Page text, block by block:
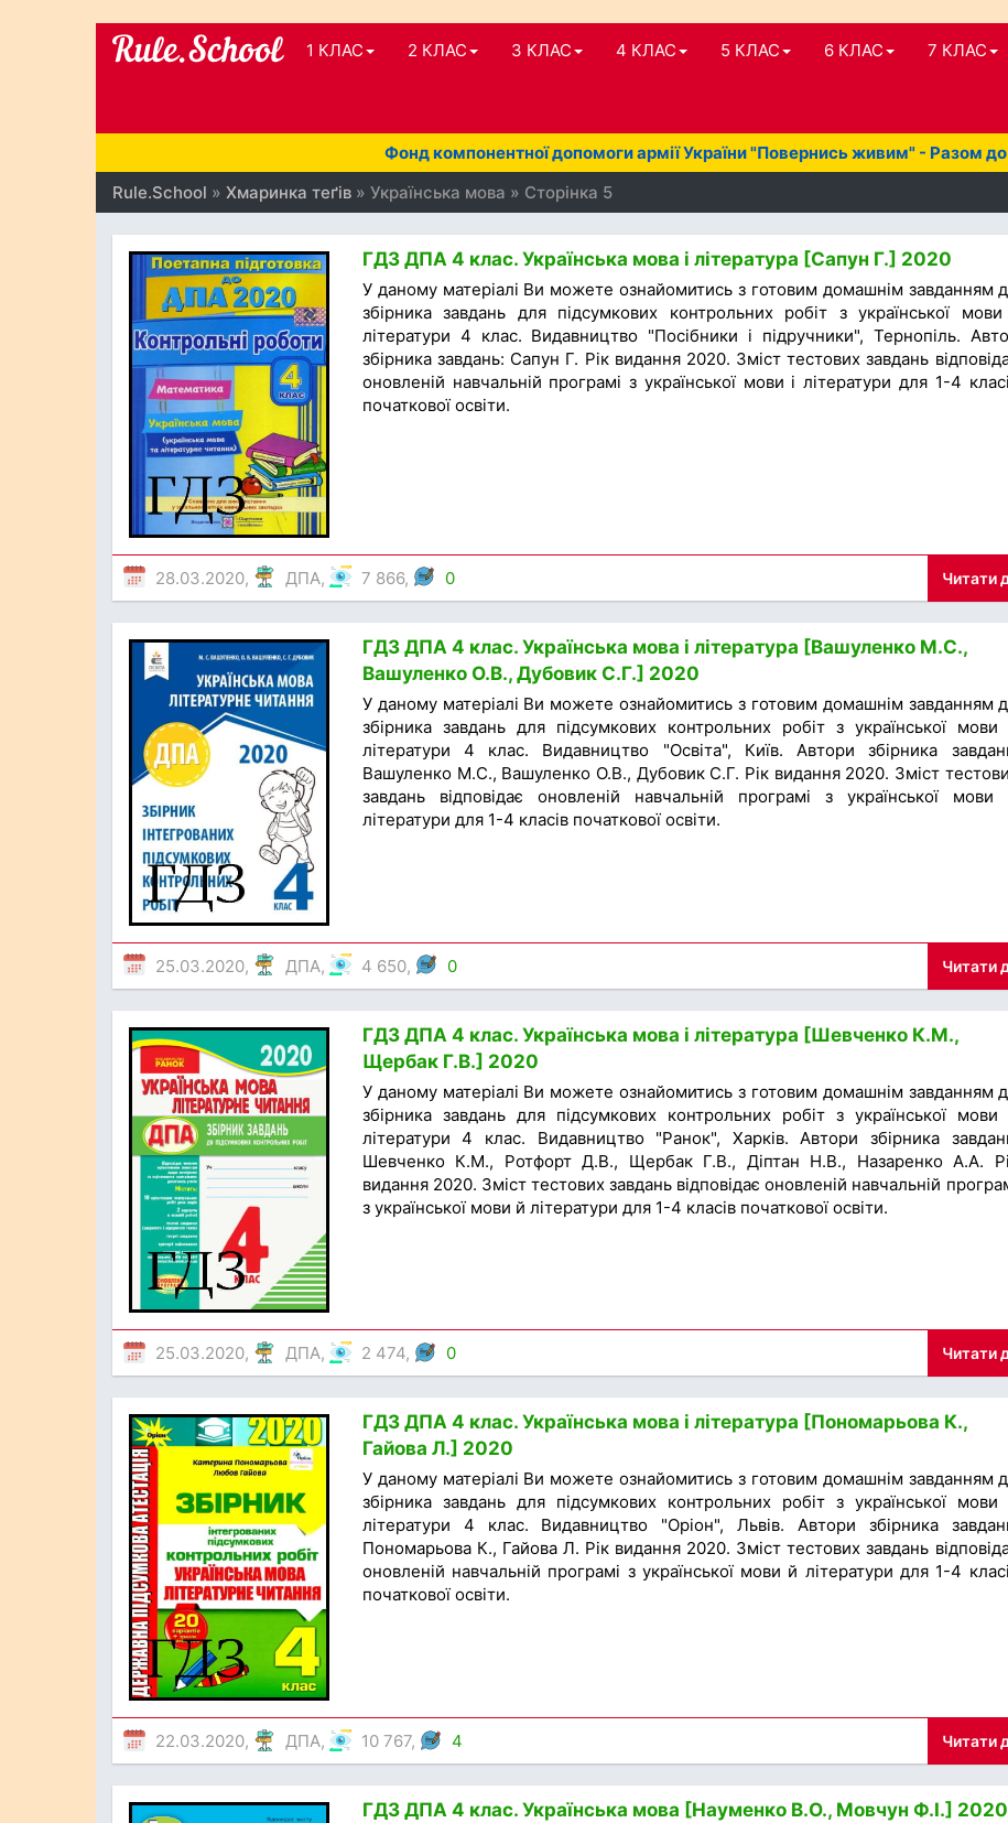
1 КЛАС 2 КЛАС 3 КЛАС 4 КЛАС 5 КЛАС 6 КЛАС 7 КЛАС
Фонд компонентної допомоги армії України "Повернись живим" - Разом
Rule.School » Хмаринка теґів » Українська мова » Сторінка 5
ГДЗ ДПА 4 клас. Українська мова і література [Сапун Г.] 2020
У даному матеріалі Ви можете ознайомитись з готовим домашнім завданням
збірника завдань для підсумкових контрольних робіт з української мови
літератури 4 клас. Видавництво "Посібники і підручники", Тернопіль.
збірника завдань: Сапун Г. Рік видання 2020. Зміст тестових завдань
оновленій навчальній програмі з української мови і літератури для 1-4
початкової освіти.
28.03.2020, ДПА, 7 866, 0 Читати
ГДЗ ДПА 4 клас. Українська мова і література [Вашуленко М.С.,
Вашуленко О.В., Дубовик С.Г.] 2020
У даному матеріалі Ви можете ознайомитись з готовим домашнім завданням
збірника завдань для підсумкових контрольних робіт з української мови
літератури 4 клас. Видавництво "Освіта", Київ. Автори збірника
Вашуленко М.С., Вашуленко О.В., Дубовик С.Г. Рік видання 2020. Зміст
завдань відповідає оновленій навчальній програмі з української мови
літератури для 1-4 класів початкової освіти.
25.03.2020, ДПА, 4 650, 0 Читати
ГДЗ ДПА 4 клас. Українська мова і література [Шевченко К.М.,
Щербак Г.В.] 2020
У даному матеріалі Ви можете ознайомитись з готовим домашнім завданням
збірника завдань для підсумкових контрольних робіт з української мови
літератури 4 клас. Видавництво "Ранок", Харків. Автори збірника
Шевченко К.М., Ротфорт Д.В., Щербак Г.В., Діптан Н.В., Назаренко А.А.
видання 2020. Зміст тестових завдань відповідає оновленій навчальній
з української мови й літератури для 1-4 класів початкової освіти.
25.03.2020, ДПА, 2 474, 0 Читати
ГДЗ ДПА 4 клас. Українська мова і література [Пономарьова К.,
Гайова Л.] 2020
У даному матеріалі Ви можете ознайомитись з готовим домашнім завданням
збірника завдань для підсумкових контрольних робіт з української мови
літератури 4 клас. Видавництво "Оріон", Львів. Автори збірника
Пономарьова К., Гайова Л. Рік видання 2020. Зміст тестових завдань
оновленій навчальній програмі з української мови й літератури для 1-4
початкової освіти.
22.03.2020, ДПА, 10 767, 4 Читати
ГДЗ ДПА 4 клас. Українська мова [Науменко В.О., Мовчун Ф.І.] 2020